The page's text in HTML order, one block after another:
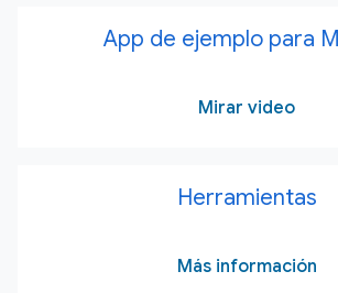
App de ejemplo para
Mirar video
Herramientas
Más información